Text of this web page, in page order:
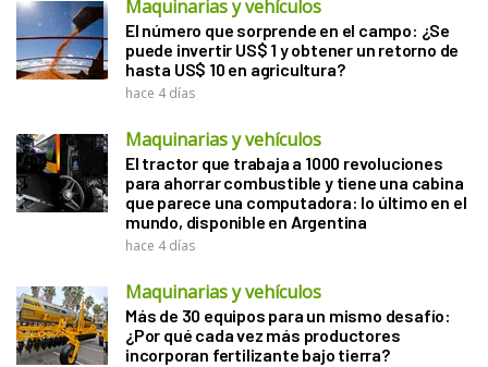
Maquinarias y vehículos
El número que sorprende en el campo: ¿Se
puede invertir US$ 1 y obtener un retorno de
hasta US$ 10 en agricultura?
hace 4 días
Maquinarias y vehículos
El tractor que trabaja a 1000 revoluciones
para ahorrar combustible y tiene una cabina
que parece una computadora: lo último en el
mundo, disponible en Argentina
hace 4 días
Maquinarias y vehículos
Más de 30 equipos para un mismo desafío:
¿Por qué cada vez más productores
incorporan fertilizante bajo tierra?